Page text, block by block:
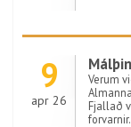
9
apr 26
Verum
Fjallað